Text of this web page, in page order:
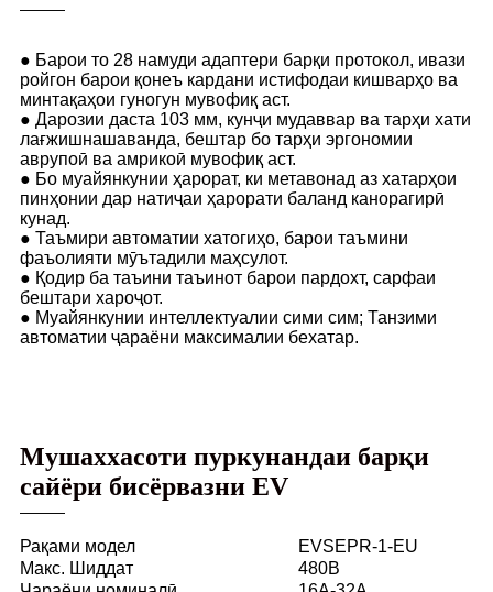
● Барои то 28 намуди адаптери барқи протокол, ивази
ройгон барои қонеъ кардани истифодаи кишварҳо ва
минтақаҳои гуногун мувофиқ аст.
● Дарозии даста 103 мм, кунҷи мудаввар ва тарҳи хати
лағжишнашаванда, бештар бо тарҳи эргономии
аврупоӣ ва амрикоӣ мувофиқ аст.
● Бо муайянкунии ҳарорат, ки метавонад аз хатарҳои
пинҳонии дар натиҷаи ҳарорати баланд канорагирӣ
кунад.
● Таъмири автоматии хатогиҳо, барои таъмини
фаъолияти мӯътадили маҳсулот.
● Қодир ба таъини таъинот барои пардохт, сарфаи
бештари хароҷот.
● Муайянкунии интеллектуалии сими сим; Танзими
автоматии ҷараёни максималии бехатар.
Мушаххасоти пуркунандаи барқи
сайёри бисёрвазни EV
Рақами модел
EVSEPR-1-EU
Макс. Шиддат
480В